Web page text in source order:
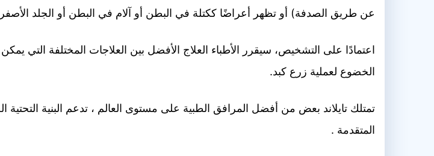
عن طريق الصدفة) أو تظهر أعراضًا ككتلة في البطن أو آلام في البطن أو الجلد الأصفر
اعتمادًا على التشخيص، سيقرر الأطباء العلاج الأفضل بين العلاجات المختلفة التي
الخضوع لعملية زرع كبد.
تمتلك تايلاند بعض من أفضل المرافق الطبية على مستوى العالم ، تدعم البنية
المتقدمة .